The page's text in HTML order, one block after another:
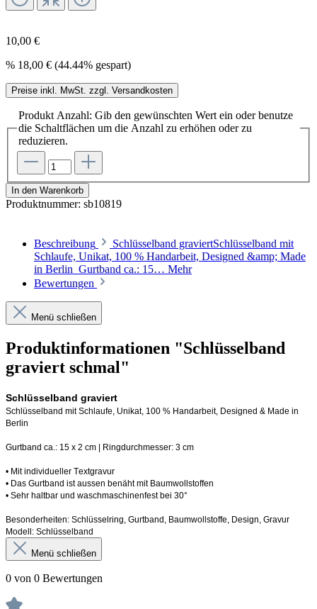
10,00 €
% 18,00 € (44.44% gespart)
Preise inkl. MwSt. zzgl. Versandkosten
Produkt Anzahl: Gib den gewünschten Wert ein oder benutze
die Schaltflächen um die Anzahl zu erhöhen oder zu
reduzieren.
In den Warenkorb
Produktnummer: sb10819
Beschreibung
Schlüsselband graviertSchlüsselband mit
Schlaufe, Unikat, 100 % Handarbeit, Designed &amp; Made
in Berlin Gurtband ca.: 15… Mehr
Bewertungen
Menü schließen
Produktinformationen "Schlüsselband
graviert schmal"
Schlüsselband graviert
Schlüsselband mit Schlaufe, Unikat, 100 % Handarbeit, Designed & Made in
Berlin
Gurtband ca.: 15 x 2 cm | Ringdurchmesser: 3 cm
• Mit individueller Textgravur
• Das Gurtband ist aussen benäht mit Baumwollstoffen
• Sehr haltbar und waschmaschinenfest bei 30°
Besonderheiten: Schlüsselring, Gurtband , Baumwollstoffe, Design, Gravur
Modell: Schlüsselband
Menü schließen
0 von 0 Bewertungen